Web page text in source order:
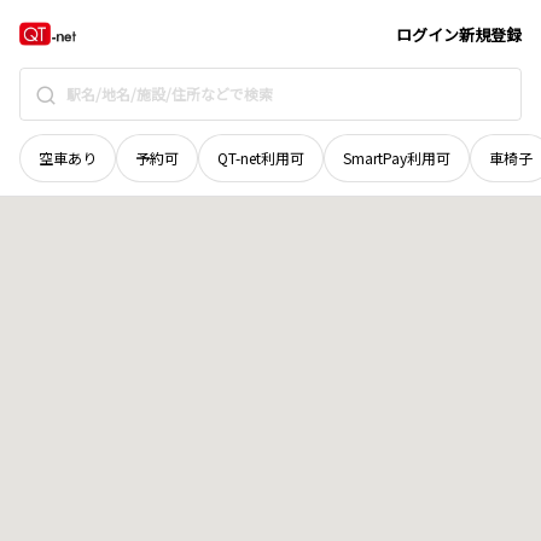
ログイン新規登録
空車あり 予約可 QT-net利用可 SmartPay利用可 車椅子
広島県